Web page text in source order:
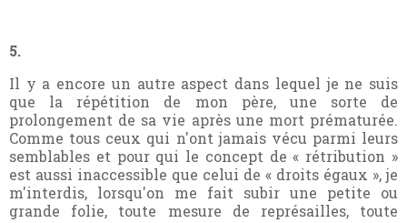
5.
Il y a encore un autre aspect dans lequel je ne suis
que la répétition de mon père, une sorte de
prolongement de sa vie après une mort prématurée.
Comme tous ceux qui n'ont jamais vécu parmi leurs
semblables et pour qui le concept de « rétribution »
est aussi inaccessible que celui de « droits égaux », je
m'interdis, lorsqu'on me fait subir une petite ou
grande folie, toute mesure de représailles, toute